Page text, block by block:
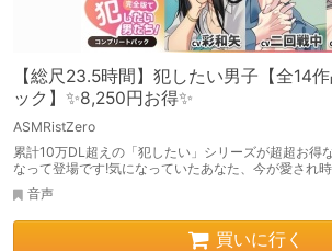
【総尺23.5時間】犯したい男子【全14
ック】✨8,250円お得✨
ASMRistZero
累計10万DL超えの「犯したい」シリーズが超超お得
なって登場です!気になっていたあなた、今が愛され
音声
買いに行く